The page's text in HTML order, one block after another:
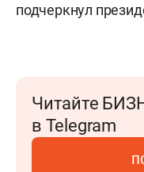
подчеркнул
Читайте
в Telegram